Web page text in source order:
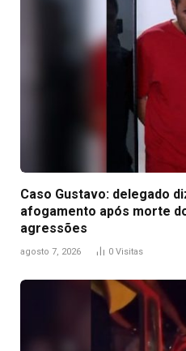
Caso Gustavo: delegado
afogamento após morte
agressões
agosto 7, 2026 0 Visitas